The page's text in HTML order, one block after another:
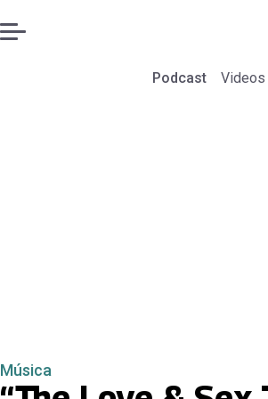
Podcast Videos
Música